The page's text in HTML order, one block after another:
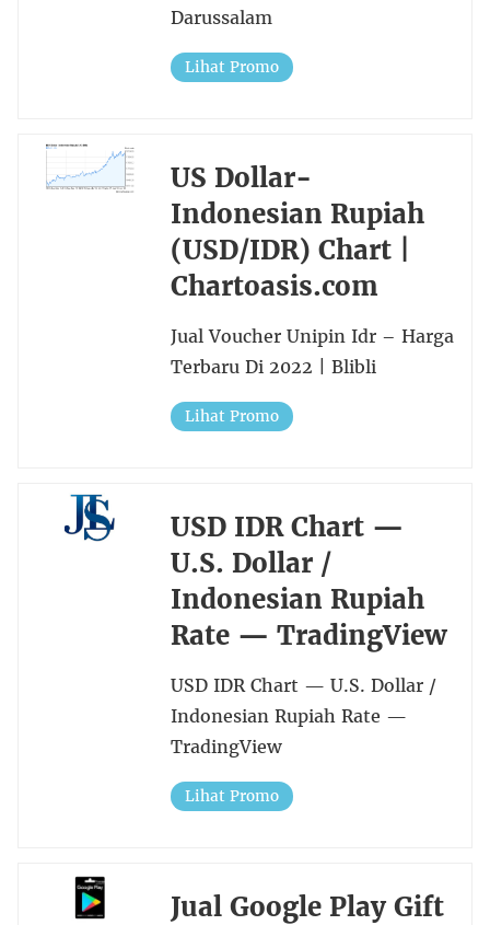
Darussalam
Lihat Promo
US Dollar-
Indonesian Rupiah
(USD/IDR) Chart |
Chartoasis.com
Jual Voucher Unipin Idr – Harga
Terbaru Di 2022 | Blibli
Lihat Promo
USD IDR Chart —
U.S. Dollar /
Indonesian Rupiah
Rate — TradingView
USD IDR Chart — U.S. Dollar /
Indonesian Rupiah Rate —
TradingView
Lihat Promo
Jual Google Play Gift